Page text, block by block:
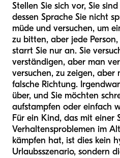
Stellen Sie sich vor, Sie
dessen Sprache Sie nicht
müde und versuchen, um
zu bitten, aber jede
starrt Sie nur an. Sie
verständigen, aber man
versuchen, zu zeigen, aber
falsche Richtung.
über, und Sie möchten
aufstampfen oder einfach
Für ein Kind, das mit einer
Verhaltensproblemen im
kämpfen hat, ist dies kein
Urlaubsszenario, sondern